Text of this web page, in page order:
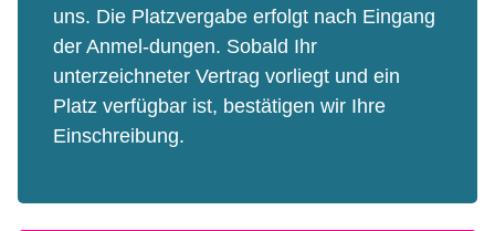
uns. Die Platzvergabe erfolgt nach Eingang
der Anmel-dungen. Sobald Ihr
unterzeichneter Vertrag vorliegt und ein
Platz verfügbar ist, bestätigen wir Ihre
Einschreibung.